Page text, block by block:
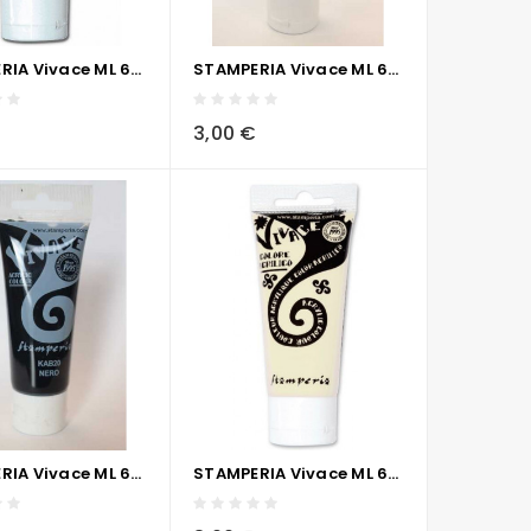
STAMPERIA Vivace ML 60 - BLU SCURO STAMPERIA Vivace ML 60 - ROSSO MAGENTA
3,00 €
local_grocery_store
STAMPERIA Vivace ML 60 - NERO STAMPERIA Vivace ML 60 - BIANCO AVORIO